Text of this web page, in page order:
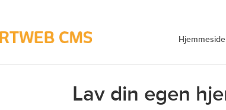
Hjemmeside
Lav din egen